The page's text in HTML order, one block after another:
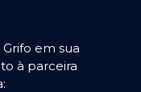
em sua
à parceira